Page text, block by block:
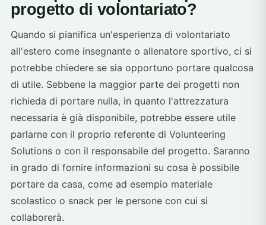
progetto di volontariato?
Quando si pianifica un'esperienza di volontariato
all'estero come insegnante o allenatore sportivo, ci si
potrebbe chiedere se sia opportuno portare qualcosa
di utile. Sebbene la maggior parte dei progetti non
richieda di portare nulla, in quanto l'attrezzatura
necessaria è già disponibile, potrebbe essere utile
parlarne con il proprio referente di Volunteering
Solutions o con il responsabile del progetto. Saranno
in grado di fornire informazioni su cosa è possibile
portare da casa, come ad esempio materiale
scolastico o snack per le persone con cui si
collaborerà.